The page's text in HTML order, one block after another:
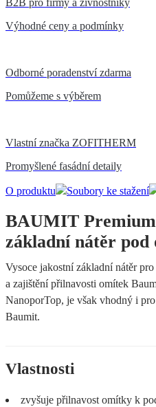
B2B pro firmy a živnostníky
Výhodné ceny a podmínky
Odborné poradenství zdarma
Pomůžeme s výběrem
Vlastní značka ZOFITHERM
Promyšlené fasádní detaily
O produktu Soubory ke stažení
BAUMIT
základní nátěr pod
Vysoce jakostní základní nátěr
a zajištění přilnavosti omítek
NanoporTop, je však vhodný i
Baumit.
Vlastnosti
zvyšuje přilnavost omítky k